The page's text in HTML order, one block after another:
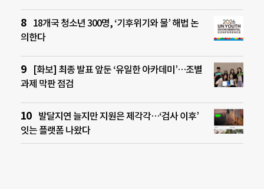
18개국 청소년 300명, ‘기후위기와 물’ 해법 논
의한다
[화보] 최종 발표 앞둔 ‘유일한 아카데미’…조별
과제 막판 점검
발달지연 늘지만 지원은 제각각…‘검사 이후’
잇는 플랫폼 나왔다